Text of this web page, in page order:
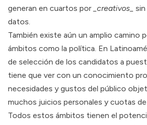
generan en cuartos por _creativos_
datos.
También existe aún un amplio camino
ámbitos como la política. En
de selección de los candidatos a
tiene que ver con un conocimiento
necesidades y gustos del público
muchos juicios personales y cuotas
Todos estos ámbitos tienen el